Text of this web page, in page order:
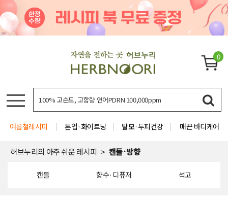
0
여름철레시피 톤업·화이트닝 탈모·두피건강 매끈 바디케어
허브누리의 아주 쉬운 레시피 캔들·방향
캔들 향수·디퓨저 석고